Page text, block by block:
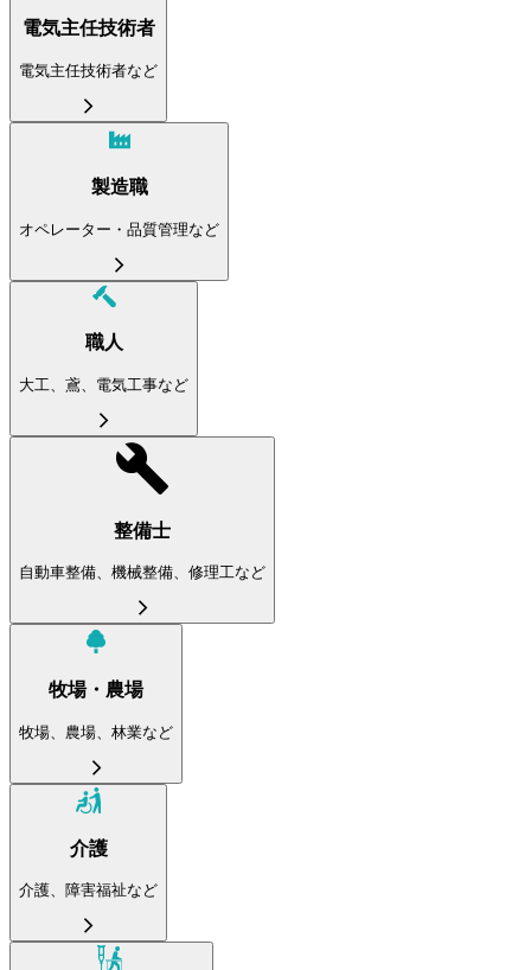
電気主任技術者
電気主任技術者など
製造職
オペレーター・品質管理など
職人
大工、鳶、電気工事など
整備士
自動車整備、機械整備、修理工など
牧場・農場
牧場、農場、林業など
介護
介護、障害福祉など